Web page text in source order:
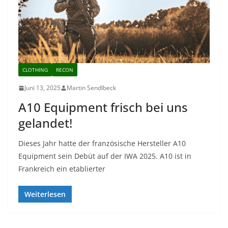
CLOTHING RECON
Juni 13, 2025 Martin Sendlbeck
A10 Equipment frisch bei uns
gelandet!
Dieses Jahr hatte der französische Hersteller A10
Equipment sein Debüt auf der IWA 2025. A10 ist in
Frankreich ein etablierter
Weiterlesen